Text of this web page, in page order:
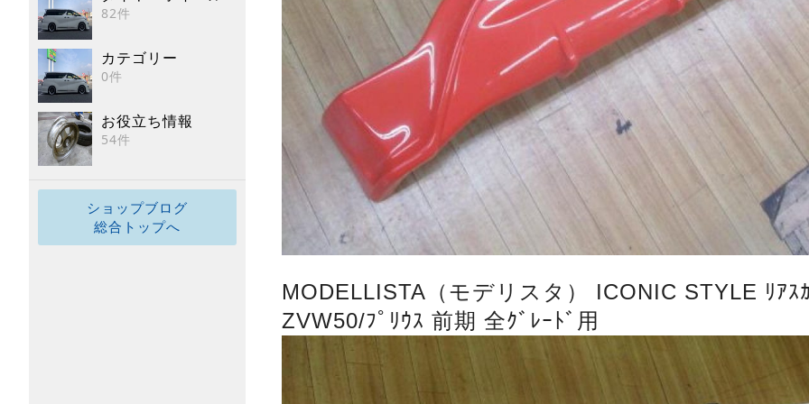
82件
カテゴリー
0件
お役立ち情報
54件
ショップブログ
総合トップへ
MODELLISTA（モデリスタ） ICONIC STYLE ﾘｱｽ
ZVW50/ﾌﾟﾘｳｽ 前期 全ｸﾞﾚｰﾄﾞ用